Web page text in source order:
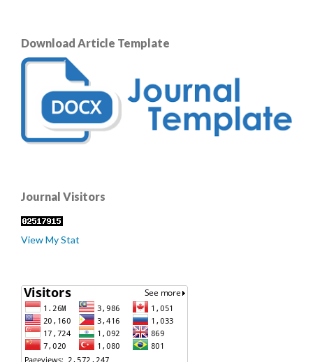
Download Article Template
Journal Visitors
View My Stat